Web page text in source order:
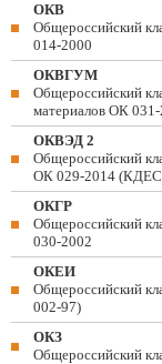
ОКВ
Общероссийский
014-2000
ОКВГУМ
Общероссийский
материалов ОК
ОКВЭД 2
Общероссийский
ОК 029-2014
ОКГР
Общероссийский
030-2002
ОКЕИ
Общероссийский
002-97)
ОКЗ
Общероссийский